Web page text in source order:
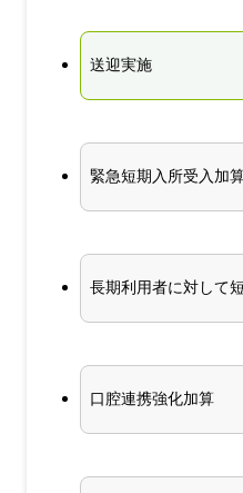
送迎実施
緊急短期入所受入加
長期利用者に対して
口腔連携強化加算